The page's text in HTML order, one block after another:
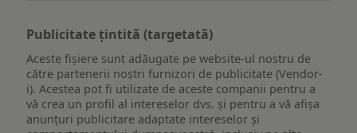
Publicitate țintită (targetată)
Aceste fișiere sunt adăugate pe website-ul nostru de
către partenerii noștri furnizori de publicitate (Vendor-
i). Acestea pot fi utilizate de aceste companii pentru a
vă crea un profil al intereselor dvs. și pentru a vă afișa
anunțuri publicitare adaptate intereselor și